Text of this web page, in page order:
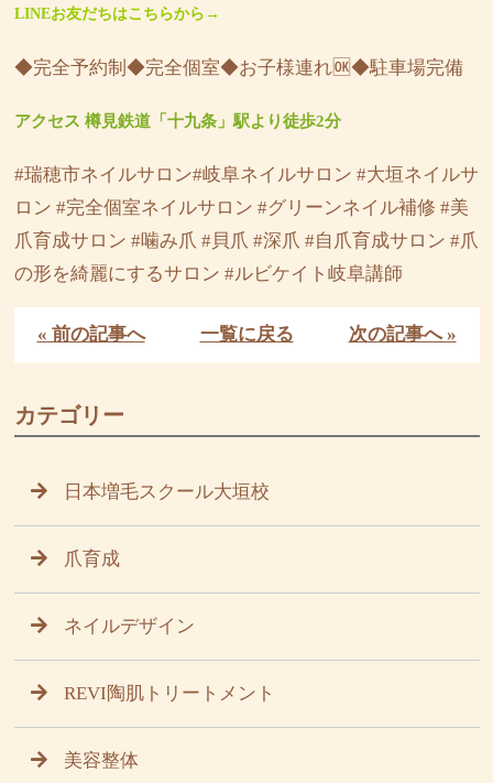
LINEお友だちはこちらから→
◆完全予約制◆完全個室◆お子様連れ🆗◆駐車場完備
アクセス 樽見鉄道「十九条」駅より徒歩2分
#瑞穂市ネイルサロン#岐阜ネイルサロン #大垣ネイルサ
ロン #完全個室ネイルサロン #グリーンネイル補修 #美
爪育成サロン #噛み爪 #貝爪 #深爪 #自爪育成サロン #爪
の形を綺麗にするサロン #ルビケイト岐阜講師
« 前の記事へ 一覧に戻る 次の記事へ »
カテゴリー
日本増毛スクール大垣校
爪育成
ネイルデザイン
REVI陶肌トリートメント
美容整体